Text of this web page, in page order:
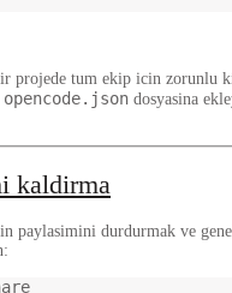
projede tum ekip icin zorunlu
opencode.json dosyasina
kaldirma
paylasimini durdurmak ve